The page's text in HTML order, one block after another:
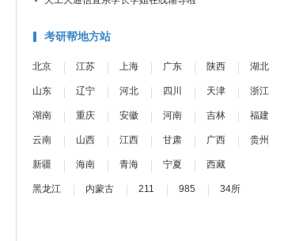
考研帮地方站
北京 江苏 上海 广东 陕西 湖北
山东 辽宁 河北 四川 天津 浙江
湖南 重庆 安徽 河南 吉林 福建
云南 山西 江西 甘肃 广西 贵州
新疆 海南 青海 宁夏 西藏
黑龙江 内蒙古 211 985 34所